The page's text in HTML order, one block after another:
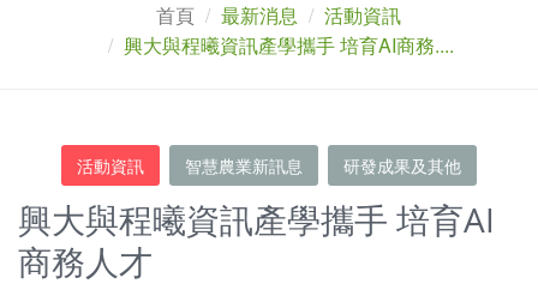
首頁 最新消息
活動資訊
興大與程曦資訊產學攜手 培育AI商務....
活動資訊 智慧農業新訊息 研發成果及其他
興大與程曦資訊產學攜手 培育AI
商務人才